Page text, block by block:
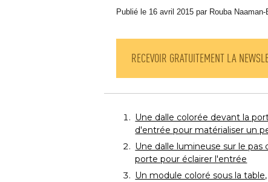
Publié le 16 avril 2015 par Rouba Naaman-
RECEVOIR GRATUITEMENT LA
Une dalle colorée devant la
d'entrée pour matérialiser un
Une dalle lumineuse sur le pas
porte pour éclairer l'entrée
Un module coloré sous la table,